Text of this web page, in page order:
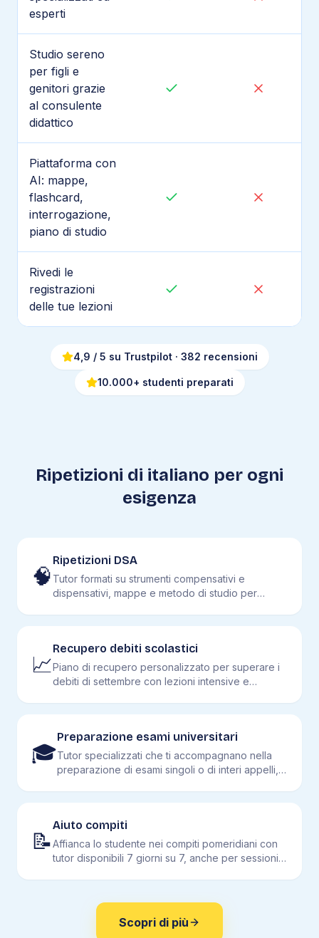
esperti
Studio sereno
per figli e
genitori grazie
al consulente
didattico
Piattaforma con
AI: mappe,
flashcard,
interrogazione,
piano di studio
Rivedi le
registrazioni
delle tue lezioni
4,9 / 5 su Trustpilot· 382 recensioni
10.000+ studenti preparati
Ripetizioni di italiano per ogni
esigenza
🧠
Ripetizioni DSA
Tutor formati su strumenti compensativi e
dispensativi, mappe e metodo di studio per
📈
Recupero debiti scolastici
Piano di recupero personalizzato per superare i
debiti di settembre con lezioni intensive e
🎓
Preparazione esami universitari
Tutor specializzati che ti accompagnano nella
preparazione di esami singoli o di interi appelli,
📝
Aiuto compiti
Affianca lo studente nei compiti pomeridiani con
tutor disponibili 7 giorni su 7, anche per sessioni
Scopri di più